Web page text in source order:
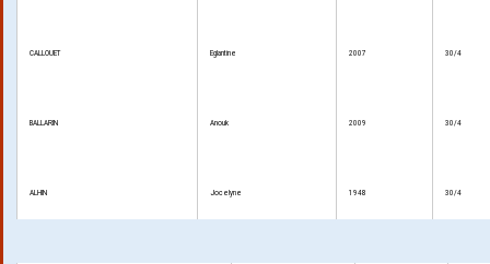
CALLOUET Eglantine 2007 30/4
BALLARIN Anouk 2009 30/4
ALHIN Jocelyne 1948 30/4